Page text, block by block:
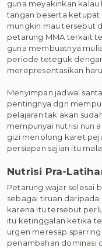
guna meyakinkan
tangan beserta ketupat
mungkin mau tersebut
petarung MMA terkait
guna membuatnya
periode teteguk
merepresentasikan
Menyimpan jadwal
pentingnya dgn
pelajaran tak akan
mempunyai nutrisi nun
gizi menolong karet
persiapan sajian itu
Nutrisi Pra-
Petarung wajar selesai
sebagai tiruan daripada
karena itu tersebut
itu ketinggalan ketika
urgen meresap
penambahan dominasi